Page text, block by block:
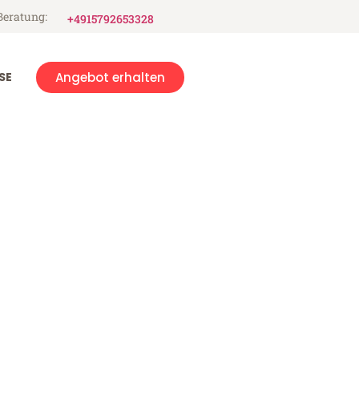
+4915792653328
Angebot erhalten